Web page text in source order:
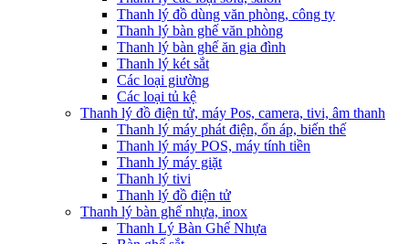
Thanh lý đồ dùng văn phòng, công ty
Thanh lý bàn ghế văn phòng
Thanh lý bàn ghế ăn gia đình
Thanh lý két sắt
Các loại giường
Các loại tủ kệ
Thanh lý đồ điện tử, máy Pos, camera, tivi, âm thanh
Thanh lý máy phát điện, ổn áp, biến thế
Thanh lý máy POS, máy tính tiền
Thanh lý máy giặt
Thanh lý tivi
Thanh lý đồ điện tử
Thanh lý bàn ghế nhựa, inox
Thanh Lý Bàn Ghế Nhựa